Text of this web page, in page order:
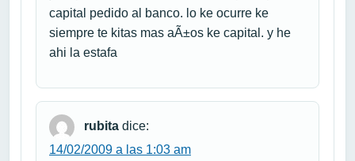
capital pedido al banco. lo ke ocurre ke
siempre te kitas mas aÃ±os ke capital. y he
ahi la estafa
rubita dice:
14/02/2009 a las 1:03 am